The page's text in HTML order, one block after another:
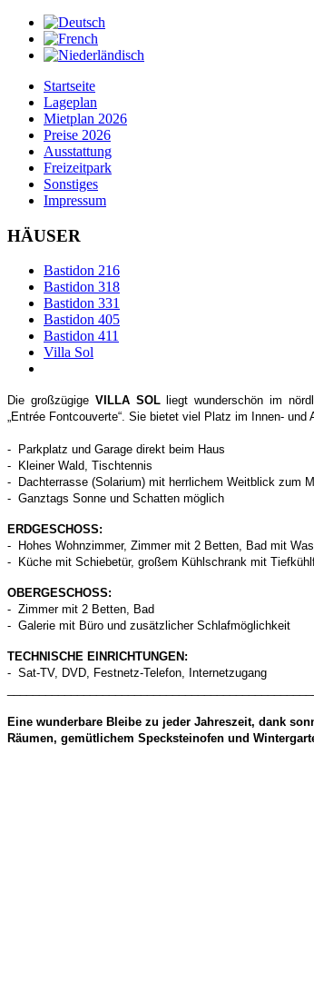
Startseite
Lageplan
Mietplan 2026
Preise 2026
Ausstattung
Freizeitpark
Sonstiges
Impressum
HÄUSER
Bastidon 216
Bastidon 318
Bastidon 331
Bastidon 405
Bastidon 411
Villa Sol
Die großzügige VILLA SOLliegt wunderschön im
„Entrée Fontcouverte“. Sie bietet viel Platz im Innen-
- Parkplatz und Garage direkt beim Haus
- Kleiner Wald, Tischtennis
- Dachterrasse (Solarium) mit herrlichem Weitblick zum
- Ganztags Sonne und Schatten möglich
ERDGESCHOSS:
- Hohes Wohnzimmer, Zimmer mit 2 Betten, Bad mit
- Küche mit Schiebetür, großem Kühlschrank mit
OBERGESCHOSS:
- Zimmer mit 2 Betten, Bad
- Galerie mit Büro und zusätzlicher Schlafmöglichkeit
TECHNISCHE EINRICHTUNGEN:
- Sat-TV, DVD, Festnetz-Telefon, Internetzugang
Eine wunderbare Bleibe zu jeder Jahreszeit, dank
Räumen, gemütlichem Specksteinofen und